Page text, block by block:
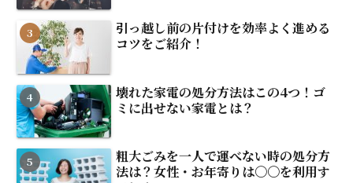
引っ越し前の片付けを効率よく進める
コツをご紹介！
壊れた家電の処分方法はこの4つ！ゴ
ミに出せない家電とは？
粗大ごみを一人で運べない時の処分方
法は？女性・お年寄りは〇〇を利用す